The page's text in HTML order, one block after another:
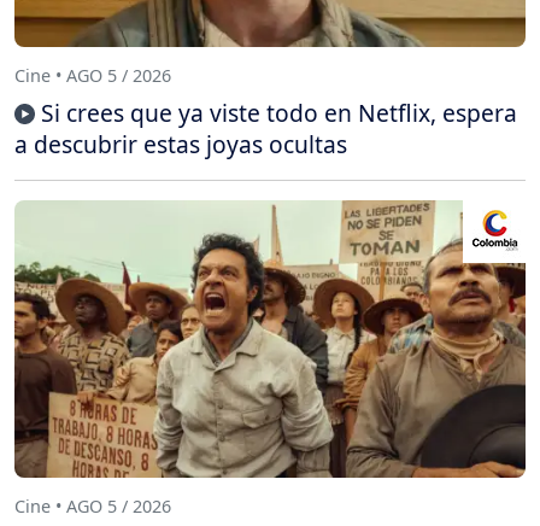
Cine • AGO 5 / 2026
Si crees que ya viste todo en Netflix, espera
a descubrir estas joyas ocultas
Cine • AGO 5 / 2026